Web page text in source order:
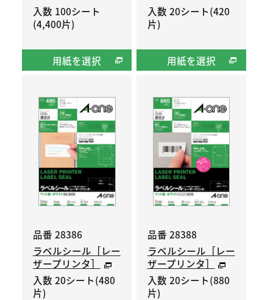
入数 100シート
(4,400片)
用紙を選択
入数 20シート(420
片)
用紙を選択
品番 28386
ラベルシール［レー
ザープリンタ］
入数 20シート(480
片)
品番 28388
ラベルシール［レー
ザープリンタ］
入数 20シート(880
片)